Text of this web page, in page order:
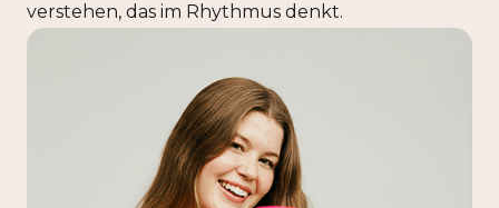
verstehen, das im Rhythmus denkt.